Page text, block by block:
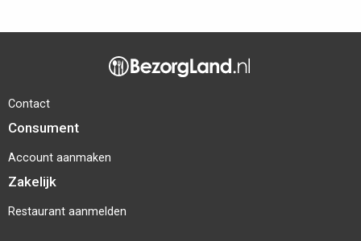
Contact
Consument
Account aanmaken
Zakelijk
Restaurant aanmelden